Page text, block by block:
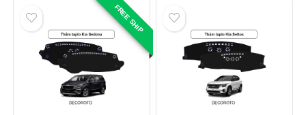
210.000 ₫
230.000 ₫
230.000 ₫
FREE SHIP